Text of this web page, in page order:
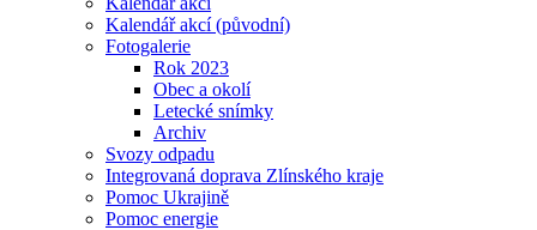
Kalendář akcí (původní)
Fotogalerie
Rok 2023
Obec a okolí
Letecké snímky
Archiv
Svozy odpadu
Integrovaná doprava Zlínského kraje
Pomoc Ukrajině
Pomoc energie